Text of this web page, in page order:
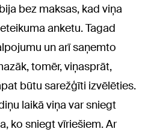
bez maksas, kad viņa
anketu. Tagad
un arī saņemto
tomēr, viņasprāt,
būtu sarežģīti izvēlēties.
laikā viņa var sniegt
ko sniegt vīriešiem. Ar